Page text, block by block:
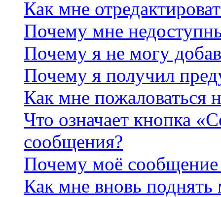
Как мне
Почему мне
Почему я не могу
Почему я получил
Как мне пожаловаться
Что означает кнопка
сообщения?
Почему моё сообщение
Как мне вновь